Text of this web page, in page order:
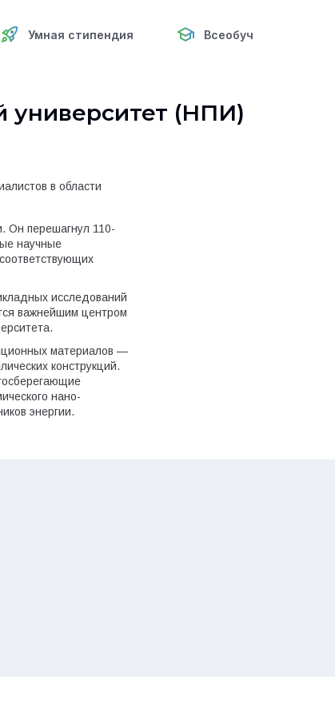
Умная стипендия Всеобуч
университет (НПИ)
в области
Он перешагнул 110-
научные
исследований
важнейшим центром
материалов —
конструкций.
нано-
энергии.